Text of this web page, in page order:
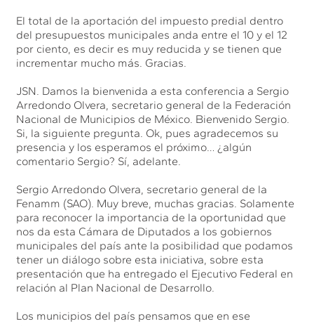
El total de la aportación del impuesto predial dentro
del presupuestos municipales anda entre el 10 y el 12
por ciento, es decir es muy reducida y se tienen que
incrementar mucho más. Gracias.
JSN. Damos la bienvenida a esta conferencia a Sergio
Arredondo Olvera, secretario general de la Federación
Nacional de Municipios de México. Bienvenido Sergio.
Si, la siguiente pregunta. Ok, pues agradecemos su
presencia y los esperamos el próximo… ¿algún
comentario Sergio? Sí, adelante.
Sergio Arredondo Olvera, secretario general de la
Fenamm (SAO). Muy breve, muchas gracias. Solamente
para reconocer la importancia de la oportunidad que
nos da esta Cámara de Diputados a los gobiernos
municipales del país ante la posibilidad que podamos
tener un diálogo sobre esta iniciativa, sobre esta
presentación que ha entregado el Ejecutivo Federal en
relación al Plan Nacional de Desarrollo.
Los municipios del país pensamos que en ese